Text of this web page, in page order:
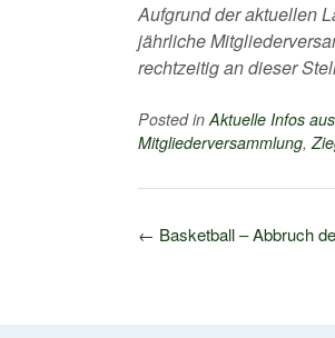
Aufgrund der aktuellen
jährliche
rechtzeitig an dieser
Posted inAktuelle Infos
Mitgliederversammlung,
Post
← Basketball – Abbruch